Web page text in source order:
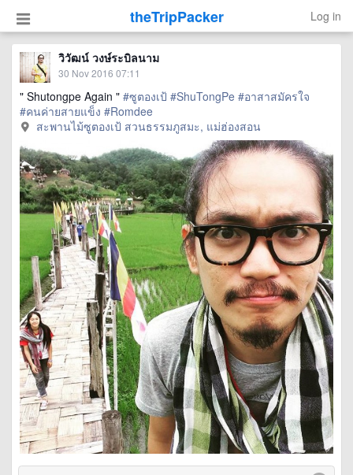
theTripPacker Log in
วิวัฒน์ วงษ์ระบิลนาม
30 Nov 2016 07:11
" Shutongpe Again " #ซูตองเป้ #ShuTongPe #อาสาสมัครใจ
#คนค่ายสายแข็ง #Romdee
สะพานไม้ซูตองเป้ สวนธรรมภูสมะ, แม่ฮ่องสอน